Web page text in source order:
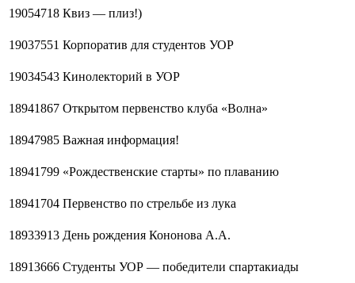
19054718 Квиз — плиз!)
19037551 Корпоратив для студентов УОР
19034543 Кинолекторий в УОР
18941867 Открытом первенство клуба «Волна»
18947985 Важная информация!
18941799 «Рождественские старты» по плаванию
18941704 Первенство по стрельбе из лука
18933913 День рождения Кононова А.А.
18913666 Студенты УОР — победители спартакиады